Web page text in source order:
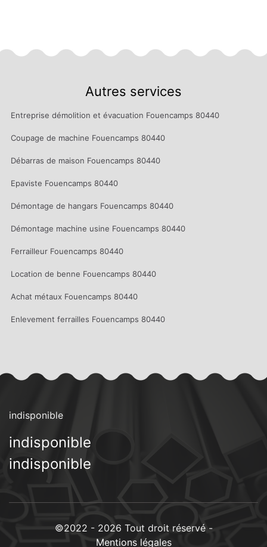
Autres services
Entreprise démolition et évacuation Fouencamps 80440
Coupage de machine Fouencamps 80440
Débarras de maison Fouencamps 80440
Epaviste Fouencamps 80440
Démontage de hangars Fouencamps 80440
Démontage machine usine Fouencamps 80440
Ferrailleur Fouencamps 80440
Location de benne Fouencamps 80440
Achat métaux Fouencamps 80440
Enlevement ferrailles Fouencamps 80440
indisponible
indisponible
indisponible
©2022 - 2026 Tout droit réservé -
Mentions légales